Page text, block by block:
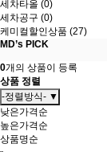
세차타올 (0)
세차공구 (0)
케미컬할인상품 (27)
MD’s PICK
0개의 상품이 등록
상품 정렬
-정렬방식- ▼
낮은가격순
높은가격순
상품명순